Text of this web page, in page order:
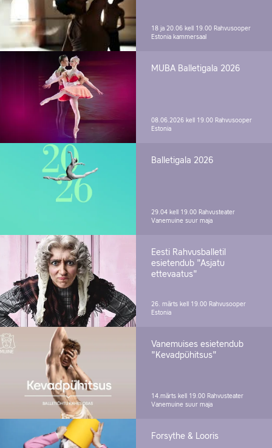
18 ja 20.06 kell 19.00 Rahvusooper
Estonia kammersaal
MUBA Balletigala 2026
08.06.2026 kell 19.00 Rahvusooper
Estonia
Balletigala 2026
29.04 kell 19.00 Rahvusteater
Vanemuine suur maja
Eesti Rahvusballetil
esietendub "Asjatu
ettevaatus"
26. märts kell 19.00 Rahvusooper
Estonia
Vanemuises esietendub
"Kevadpühitsus"
14.märts kell 19.00 Rahvusteater
Vanemuine suur maja
Forsythe & Looris